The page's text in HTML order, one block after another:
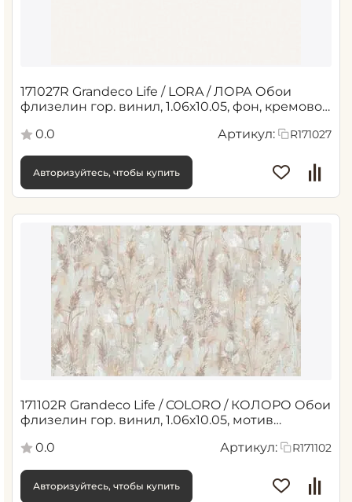
171027R Grandeco Life / LORA / ЛОРА Обои
флизелин гор. винил, 1.06х10.05, фон, кремово-
0.0
Артикул: R171027
Авторизуйтесь, чтобы купить
171102R Grandeco Life / COLORO / КОЛОРО Обои
флизелин гор. винил, 1.06х10.05, мотив
0.0
Артикул: R171102
Авторизуйтесь, чтобы купить